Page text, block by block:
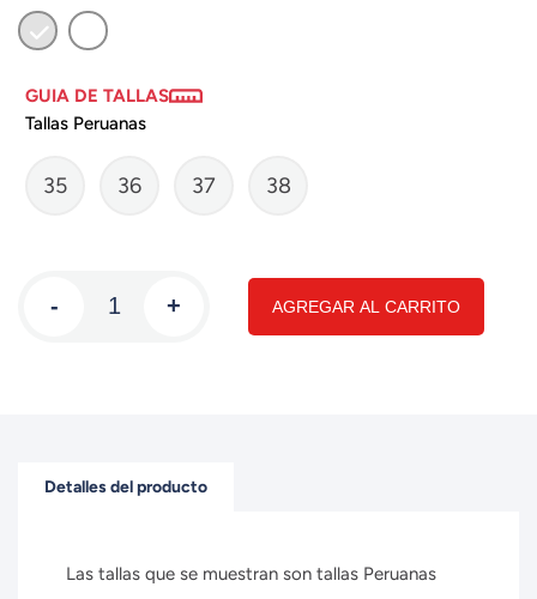
GUIA DE TALLAS
Tallas Peruanas
35 36 37 38
- + AGREGAR AL CARRITO
Detalles del producto
Las tallas que se muestran son tallas Peruanas